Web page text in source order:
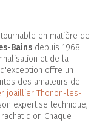
en matière de
Bains depuis 1968.
et de la
offre un
des amateurs de
joaillier Thonon-les-
expertise technique,
d'or. Chaque